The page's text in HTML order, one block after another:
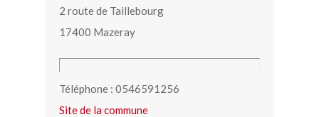
2 route de Taillebourg
17400 Mazeray
Téléphone : 0546591256
Site de la commune